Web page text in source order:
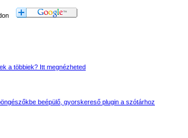
a többiek? Itt megnézheted
beépülő, gyorskereső plugin a szótárhoz